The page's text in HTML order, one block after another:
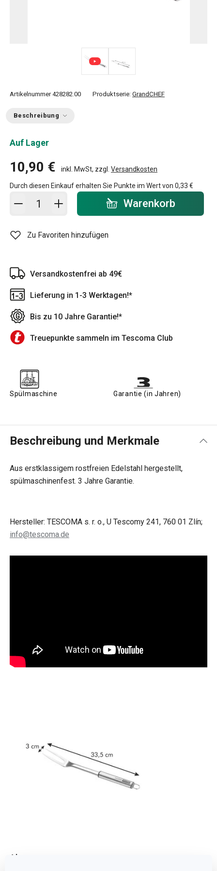
Artikelnummer 428282.00 Produktserie: GrandCHEF
Beschreibung
Auf Lager
10,90 € inkl. MwSt, zzgl. Versandkosten
Durch diesen Einkauf erhalten Sie Punkte im Wert von 0,33 €
In den Warenkorb - Menge Warenkorb
Zu Favoriten hinzufügen
Versandkostenfrei ab 49€
Lieferung in 1-3 Werktagen!*
Bis zu 10 Jahre Garantie!*
Treuepunkte sammeln im Tescoma Club
Spülmaschine Garantie (in Jahren)
Beschreibung und Merkmale
Aus erstklassigem rostfreien Edelstahl hergestellt,
spülmaschinenfest. 3 Jahre Garantie.
Hersteller: TESCOMA s. r. o., U Tescomy 241, 760 01 Zlín;
info@tescoma.de
Abmessungen